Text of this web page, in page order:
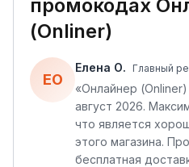
промокодах
(Onliner)
ЕО
Елена О. Главный
«Онлайнер (Onliner)
август 2026.
что является
этого магазина.
бесплатная